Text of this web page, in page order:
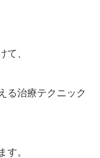
て、
る治療テクニック
す。